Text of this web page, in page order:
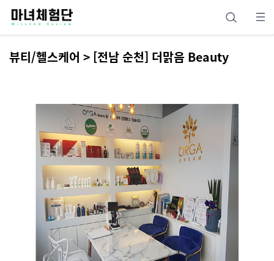
뷰티/헬스케어 > [전남 순천] 더맑음 Beauty